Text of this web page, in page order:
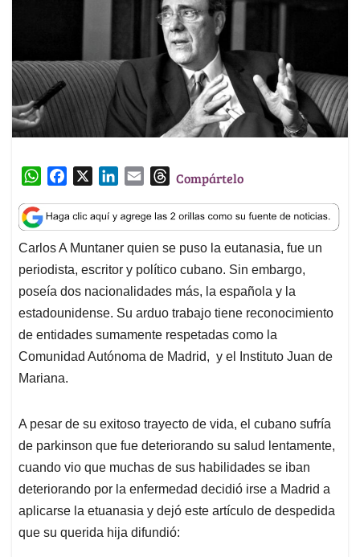
W
a
t
s
A
p
p
c
e
b
o
o
k
n
k
e
d
I
n
a
i
l
T
r
e
a
d
s
Compártelo
Carlos A Muntaner quien se puso la eutanasia, fue un
periodista, escritor y político cubano. Sin embargo,
poseía dos nacionalidades más, la española y la
estadounidense. Su arduo trabajo tiene reconocimiento
de entidades sumamente respetadas como la
Comunidad Autónoma de Madrid, ​ y el Instituto Juan de
Mariana.
A pesar de su exitoso trayecto de vida, el cubano sufría
de parkinson que fue deteriorando su salud lentamente,
cuando vio que muchas de sus habilidades se iban
deteriorando por la enfermedad decidió irse a Madrid a
aplicarse la etuanasia y dejó este artículo de despedida
que su querida hija difundió: